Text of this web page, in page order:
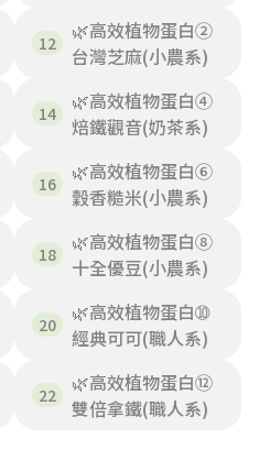
🌿高效植物蛋白②
台灣芝麻(小農系)
🌿高效植物蛋白④
焙鐵觀音(奶茶系)
🌿高效植物蛋白⑥
穀香糙米(小農系)
🌿高效植物蛋白⑧
十全優豆(小農系)
🌿高效植物蛋白➉
經典可可(職人系)
🌿高效植物蛋白⑫
雙倍拿鐵(職人系)